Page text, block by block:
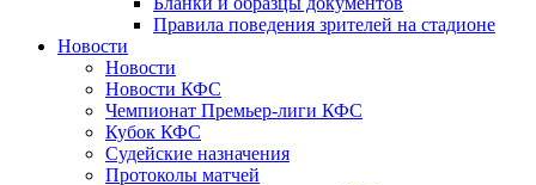
Правила поведения зрителей на стадионе
Новости
Новости
Новости КФС
Чемпионат Премьер-лиги КФС
Кубок КФС
Судейские назначения
Протоколы матчей